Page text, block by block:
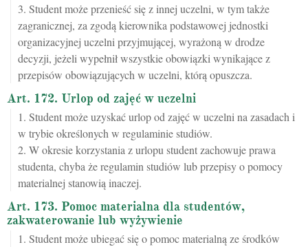
3. Student może przenieść się z innej uczelni, w tym także
zagranicznej, za zgodą kierownika podstawowej jednostki
organizacyjnej uczelni przyjmującej, wyrażoną w drodze
decyzji, jeżeli wypełnił wszystkie obowiązki wynikające z
przepisów obowiązujących w uczelni, którą opuszcza.
Art. 172. Urlop od zajęć w uczelni
1. Student może uzyskać urlop od zajęć w uczelni na zasadach i
w trybie określonych w regulaminie studiów.
2. W okresie korzystania z urlopu student zachowuje prawa
studenta, chyba że regulamin studiów lub przepisy o pomocy
materialnej stanowią inaczej.
Art. 173. Pomoc materialna dla studentów,
zakwaterowanie lub wyżywienie
1. Student może ubiegać się o pomoc materialną ze środków